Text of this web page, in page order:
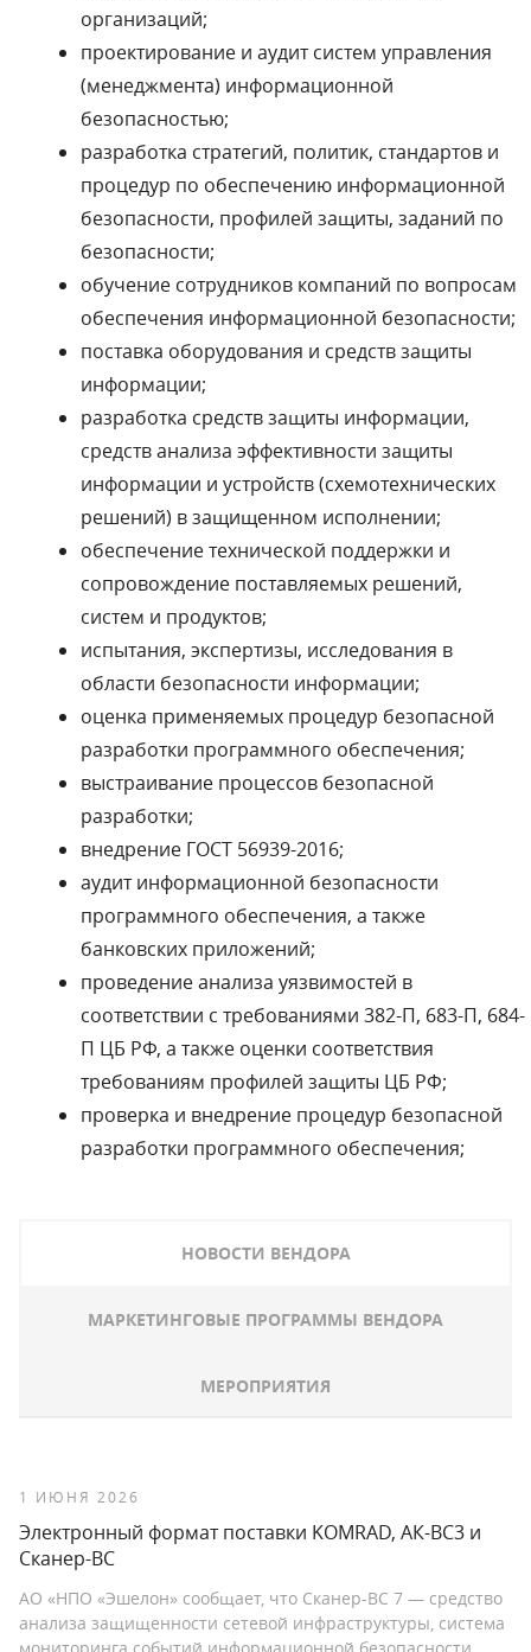
организаций;
проектирование и аудит систем управления
(менеджмента) информационной
безопасностью;
разработка стратегий, политик, стандартов и
процедур по обеспечению информационной
безопасности, профилей защиты, заданий по
безопасности;
обучение сотрудников компаний по вопросам
обеспечения информационной безопасности;
поставка оборудования и средств защиты
информации;
разработка средств защиты информации,
средств анализа эффективности защиты
информации и устройств (схемотехнических
решений) в защищенном исполнении;
обеспечение технической поддержки и
сопровождение поставляемых решений,
систем и продуктов;
испытания, экспертизы, исследования в
области безопасности информации;
оценка применяемых процедур безопасной
разработки программного обеспечения;
выстраивание процессов безопасной
разработки;
внедрение ГОСТ 56939-2016;
аудит информационной безопасности
программного обеспечения, а также
банковских приложений;
проведение анализа уязвимостей в
соответствии с требованиями 382-П, 683-П, 684-
П ЦБ РФ, а также оценки соответствия
требованиям профилей защиты ЦБ РФ;
проверка и внедрение процедур безопасной
разработки программного обеспечения;
НОВОСТИ ВЕНДОРА
МАРКЕТИНГОВЫЕ ПРОГРАММЫ ВЕНДОРА
МЕРОПРИЯТИЯ
1 ИЮНЯ 2026
Электронный формат поставки KOMRAD, АК-ВС3 и
Сканер-ВС
АО «НПО «Эшелон» сообщает, что Сканер-ВС 7 — средство
анализа защищенности сетевой инфраструктуры, система